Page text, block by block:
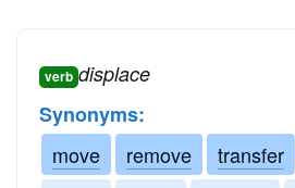
verb displace
Synonyms:
move
remove transfer